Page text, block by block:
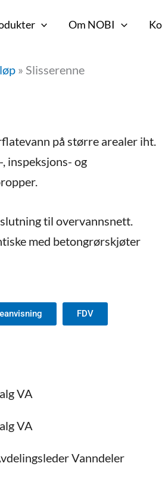
Om NOBI
» Slisserenne
på større arealer iht.
inspeksjons- og
til overvannsnett.
med betongrørskjøter
FDV
VA
VA
Vanndeler